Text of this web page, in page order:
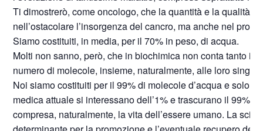
Ti dimostrerò, come oncologo, che la quantità e la qualità
nell’ostacolare l’insorgenza del cancro, ma anche nel
Siamo costituiti, in media, per il 70% in peso, di acqua.
Molti non sanno, però, che in biochimica non conta tanto il
numero di molecole, insieme, naturalmente, alle loro
Noi siamo costituiti per il 99% di molecole d’acqua e solo
medica attuale si interessano dell’1% e trascurano il 99%
compresa, naturalmente, la vita dell’essere umano. La